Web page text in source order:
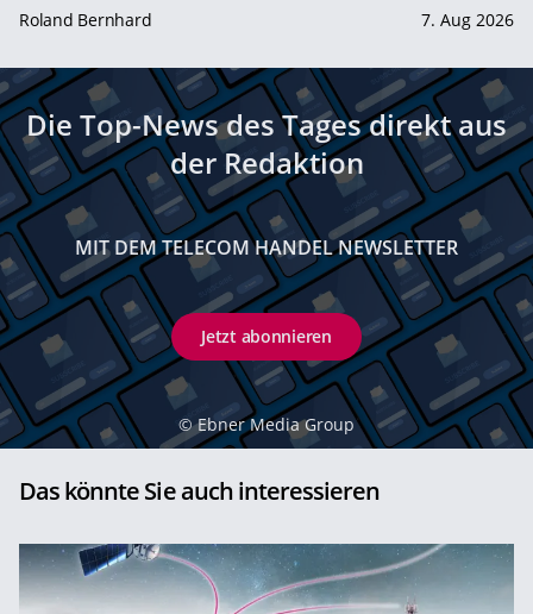
Roland Bernhard 7. Aug 2026
Die Top-News des Tages direkt aus
der Redaktion
MIT DEM TELECOM HANDEL NEWSLETTER
Jetzt abonnieren
© Ebner Media Group
Das könnte Sie auch interessieren